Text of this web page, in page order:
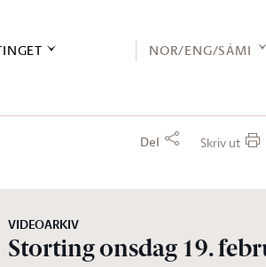
NOR/ENG/SÁMI
Del Skriv ut
VIDEOARKIV
Storting onsdag 19.